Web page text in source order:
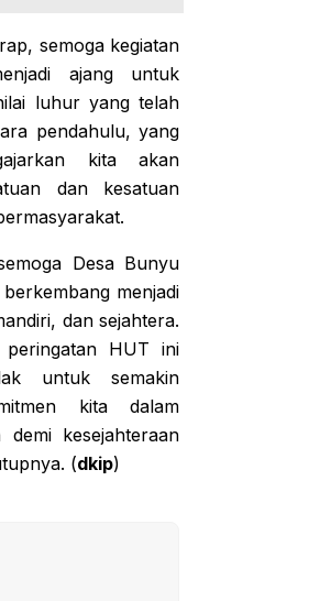
semoga kegiatan
ajang untuk
luhur yang telah
pendahulu, yang
kita akan
dan kesatuan
Desa Bunyu
menjadi
dan sejahtera.
HUT ini
untuk semakin
kita dalam
demi kesejahteraan
(dkip)